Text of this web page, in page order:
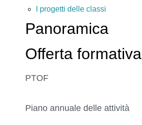
I progetti delle classi
Panoramica
Offerta formativa
PTOF
Piano annuale delle attività